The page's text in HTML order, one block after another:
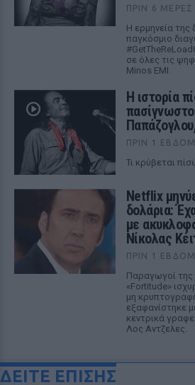
ΠΡΙΝ 6 ΜΈΡΕΣ
Η ερμηνεία της
παγκόσμιο
σε όλες τις
Minos EMI.
Η ιστορία
πασίγνωστο
ΠΡΙΝ 1
Τι κρύβεται
Netflix
δολάρια:
με
Νίκολας
ΠΡΙΝ 1
Παραγωγοί της
«Fortitude»
μη
εξαφανίστηκε
κεντρικά
Λος Αντζελες.
ΔΕΙΤΕ ΕΠΙΣΗΣ